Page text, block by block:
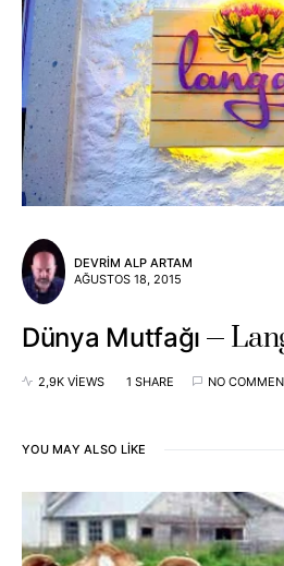
DEVRIM ALP ARTAM
AĞUSTOS 18, 2015
Dünya Mutfağı
2,9K VIEWS 1 SHARE NO
YOU MAY ALSO LIKE